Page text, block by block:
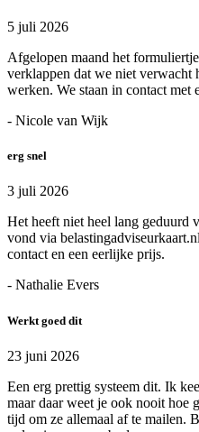
5 juli 2026
Afgelopen maand het
verklappen dat we niet verwacht
werken. We staan in contact met
- Nicole van Wijk
erg snel
3 juli 2026
Het heeft niet heel lang geduurd
vond via
contact en een eerlijke prijs.
- Nathalie Evers
Werkt goed dit
23 juni 2026
Een erg prettig systeem dit. Ik
maar daar weet je ook nooit hoe
tijd om ze allemaal af te mailen.